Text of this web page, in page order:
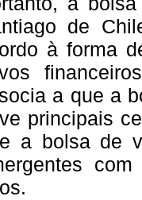
de
à forma
a que a
principais
a bolsa de